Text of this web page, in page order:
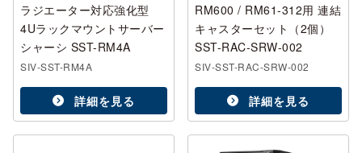
ラジエーター対応強化型
4Uラックマウントサーバー
シャーシ SST-RM4A
SIV-SST-RM4A
詳細を見る
RM600 / RM61-312用 連結
キャスターセット（2個）
SST-RAC-SRW-002
SIV-SST-RAC-SRW-002
詳細を見る